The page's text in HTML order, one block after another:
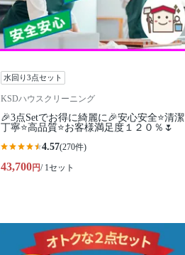
水回り3点セット
KSDハウスクリーニング
🎉3点Setでお得に綺麗に🎉安心安全⭐清潔
丁寧⭐高品質⭐お客様満足度１２０％🌷
4.57(270件)
43,700円/ 1セット